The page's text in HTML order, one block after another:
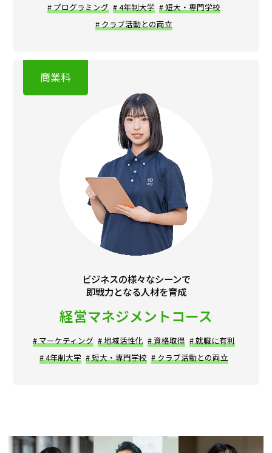
# プログラミング # 4年制大学 # 短大・専門学校
# クラブ活動との両立
ビジネスの様々なシーンで
即戦力となる人材を育成
経営マネジメントコース
# マーケティング # 地域活性化 # 資格取得 # 就職に有利
# 4年制大学 # 短大・専門学校 # クラブ活動との両立